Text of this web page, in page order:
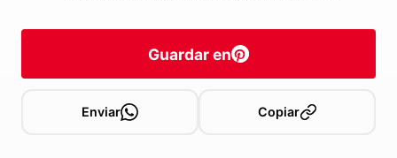
Guardar en
Enviar Copiar